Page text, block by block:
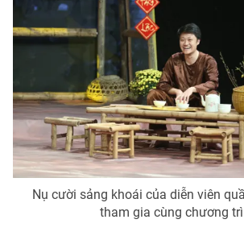
Nụ cười sảng khoái của diễn viên
tham gia cùng chương